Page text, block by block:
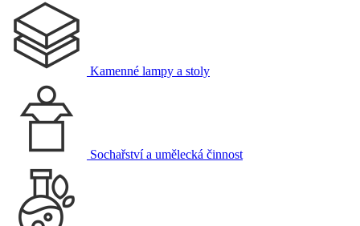
Kamenné lampy a stoly
Sochařství a umělecká činnost